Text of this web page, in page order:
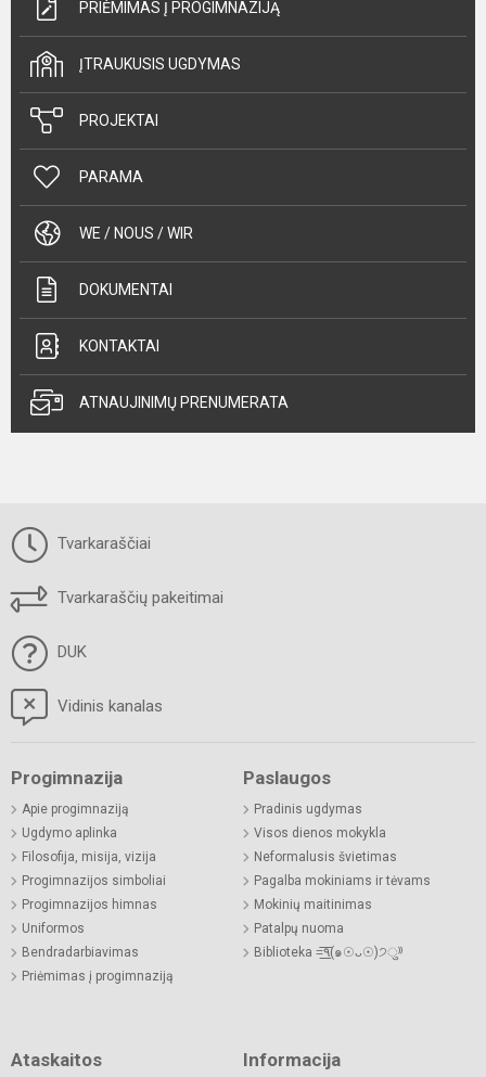
PRIĖMIMAS Į PROGIMNAZIJĄ
ĮTRAUKUSIS UGDYMAS
PROJEKTAI
PARAMA
WE / NOUS / WIR
DOKUMENTAI
KONTAKTAI
ATNAUJINIMŲ PRENUMERATA
Tvarkaraščiai
Tvarkaraščių pakeitimai
DUK
Vidinis kanalas
Progimnazija
Apie progimnaziją
Ugdymo aplinka
Filosofija, misija, vizija
Progimnazijos simboliai
Progimnazijos himnas
Uniformos
Bendradarbiavimas
Priėmimas į progimnaziją
Paslaugos
Pradinis ugdymas
Visos dienos mokykla
Neformalusis švietimas
Pagalba mokiniams ir tėvams
Mokinių maitinimas
Patalpų nuoma
Biblioteka =͟͟͞͞٩(๑☉ᴗ☉)੭ु⁾⁾
Ataskaitos Informacija